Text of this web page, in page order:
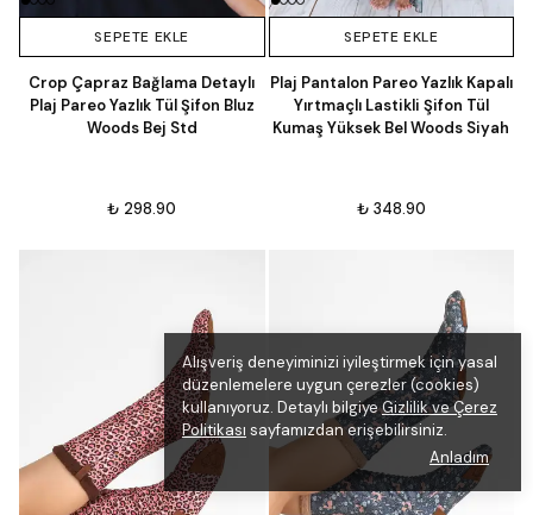
Alışveriş deneyiminizi iyileştirmek için yasal
düzenlemelere uygun çerezler (cookies)
kullanıyoruz. Detaylı bilgiyeGizlilik ve Çerez
Politikası sayfamızdan erişebilirsiniz.
Anladım
SEPETE EKLE
Crop Çapraz Bağlama Detaylı
Plaj Pareo Yazlık Tül Şifon Bluz
Woods Bej Std
₺ 298.90
SEPETE EKLE
Plaj Pantalon Pareo Yazlık Kapalı
Yırtmaçlı Lastikli Şifon Tül
Kumaş Yüksek Bel Woods Siyah
₺ 348.90